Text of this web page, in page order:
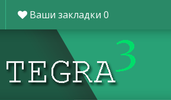
Ваши закладки 0